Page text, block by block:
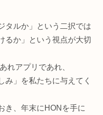
タルか」という二択では
るか」という視点が大切
れアプリであれ、
み」を私たちに与えてく
き、年末にHONを手に